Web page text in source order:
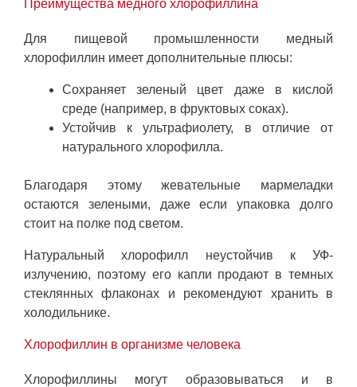
Преимущества медного хлорофиллина
Для пищевой промышленности медный
хлорофиллин имеет дополнительные плюсы:
Сохраняет зеленый цвет даже в кислой
среде (например, в фруктовых соках).
Устойчив к ультрафиолету, в отличие от
натурального хлорофилла.
Благодаря этому жевательные мармеладки
остаются зелеными, даже если упаковка долго
стоит на полке под светом.
Натуральный хлорофилл неустойчив к УФ-
излучению, поэтому его капли продают в темных
стеклянных флаконах и рекомендуют хранить в
холодильнике.
Хлорофиллин в организме человека
Хлорофиллины могут образовываться и в